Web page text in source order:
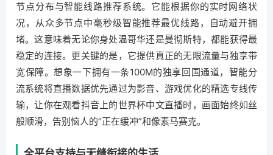
节点分布与智能线路推荐系统。它能根据你的实时网络状
况，从众多节点中毫秒级智能推荐最优线路，自动避开拥
堵。这意味着无论你身处温哥华还是曼彻斯特，都能获得最
稳定的连接。更关键的是，它提供真正的无限流量与独享带
宽保障。想象一下拥有一条100M的独享回国通道，智能分
流系统将直播数据优先通过为影音、游戏优化的精选专线传
输，让你在观看抖音上的世界杯中文直播时，画面始终如丝
般顺滑，告别恼人的“正在缓冲”和像素马赛克。